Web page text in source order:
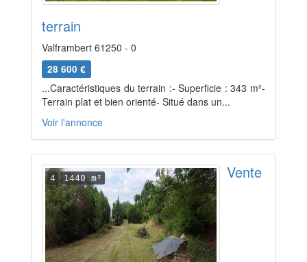
terrain
Valframbert 61250 - 0
28 600 €
...Caractéristiques du terrain :- Superficie : 343 m²-
Terrain plat et bien orienté- Situé dans un...
Voir l'annonce
4 1440 m² Vente